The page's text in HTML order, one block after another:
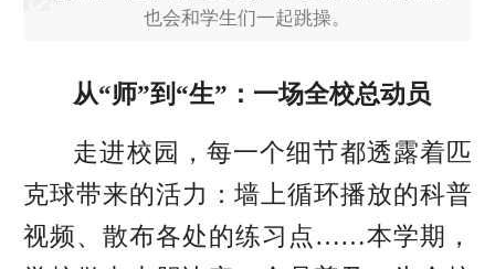
也会和学生们一起跳操。
从“师”到“生”：一场全校总动员
走进校园，每一个细节都透露着匹
克球带来的活力：墙上循环播放的科普
视频、散布各处的练习点……本学期，